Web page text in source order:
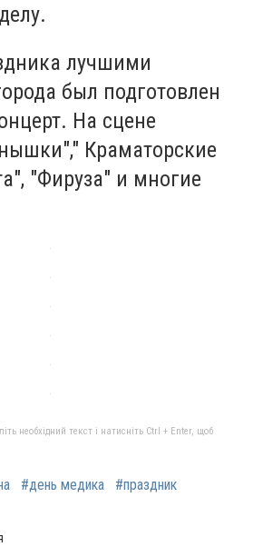
лучшими
был подготовлен
На сцене
Краматорские
"Фируза" и многие
необхідний текст і натисніть Ctrl + Enter, щоб
#день медика #праздник